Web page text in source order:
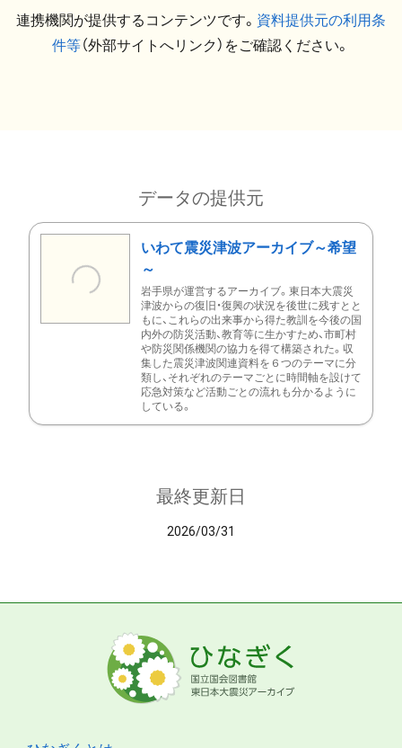
連携機関が提供するコンテンツです。 資料提供元の利用条
件等（外部サイトへリンク）をご確認ください。
データの提供元
いわて震災津波アーカイブ～希望
～
岩手県が運営するアーカイブ。東日本大震災
津波からの復旧・復興の状況を後世に残すとと
もに、これらの出来事から得た教訓を今後の国
内外の防災活動、教育等に生かすため、市町村
や防災関係機関の協力を得て構築された。収
集した震災津波関連資料を６つのテーマに分
類し、それぞれのテーマごとに時間軸を設けて
応急対策など活動ごとの流れも分かるように
している。
最終更新日
2026/03/31